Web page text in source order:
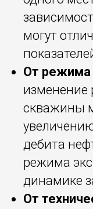
могут
От режима
скважины
дебита
режима
динамике
От